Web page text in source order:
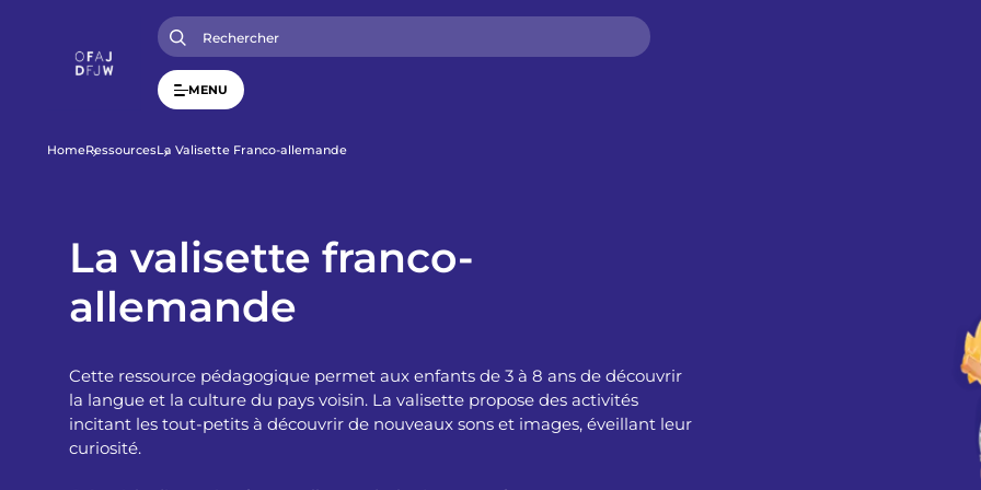
MENU
F
d
A
HomeRessourcesLa Valisette Franco-allemande
La valisette franco-
allemande
Cette ressource pédagogique permet aux enfants de 3 à 8 ans de découvrir
la langue et la culture du pays voisin. La valisette propose des activités
incitant les tout-petits à découvrir de nouveaux sons et images, éveillant leur
curiosité.